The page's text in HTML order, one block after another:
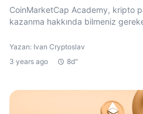
CoinMarketCap Academy, kripto
kazanma hakkında bilmeniz
Yazan: Ivan Cryptoslav
3 years ago
8d"